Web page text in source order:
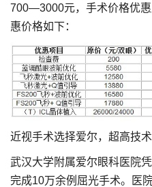
700—3000元，手术价格优
惠价格如下：
近视手术选择爱尔，超高技
武汉大学附属爱尔眼科医院
完成10万余例屈光手术。医